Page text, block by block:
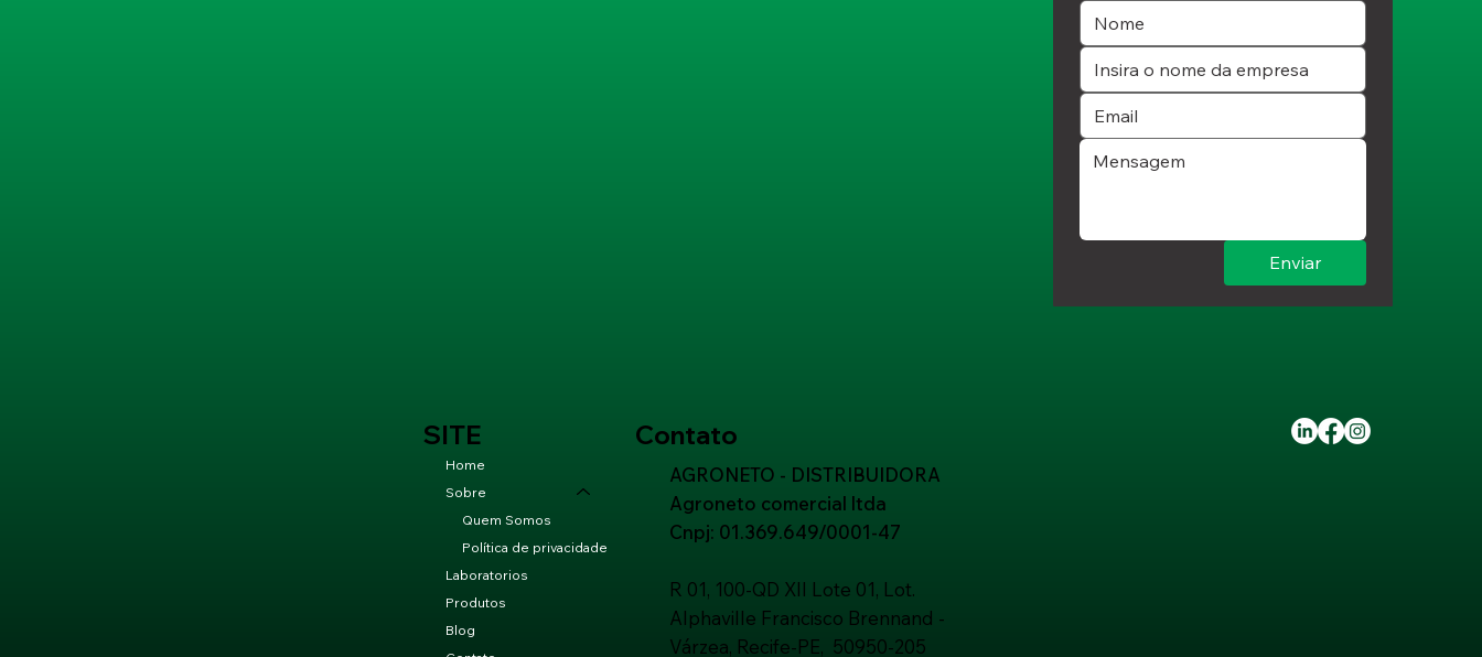
Enviar
SITE
Home
Sobre
Quem Somos
Política de privacidade
Laboratorios
Produtos
Blog
Contato
AGRONETO - DISTRIBUIDORA
Agroneto comercial ltda
Cnpj: 01.369.649/0001-47
R 01, 100-QD XII Lote 01, Lot.
Alphaville Francisco Brennand -
Várzea, Recife-PE, 50950-205